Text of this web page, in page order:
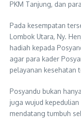
PKM Tanjung, dan
Pada kesempatan
Lombok Utara, Ny.
hadiah kepada
agar para kader
pelayanan kesehatan
Posyandu bukan
juga wujud
mendatang tumbuh